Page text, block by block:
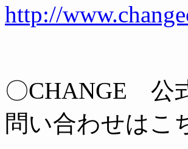
http://
〇CHANGE 公
問い合わせはこ